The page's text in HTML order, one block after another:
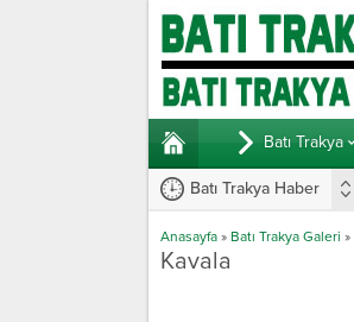
Batı Trakya
Batı Trakya Haber
Anasayfa » Batı Trakya Galeri »
Kavala